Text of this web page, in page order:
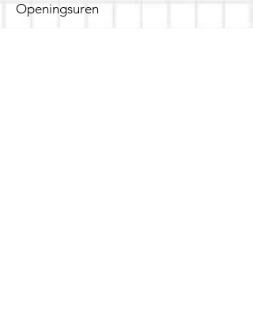
Openingsuren